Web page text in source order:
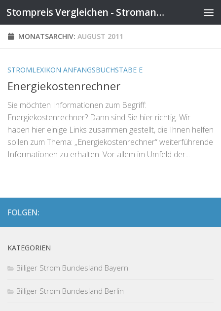
Zum Inhalt springen Stompreis Vergleichen - Stromanbieter wechseln
MONATSARCHIV: AUGUST 2011
STROMLEXIKON ANFANGSBUCHSTABE E
Energiekostenrechner
Sie möchten Informationen zum Begriff:
Energiekostenrechner? Dann sind Sie hier richtig. Wir
haben hier einige Links zusammen gestellt, die Ihnen helfen
sollen zum Thema: „Energiekostenrechner“ weiterführende
Informationen zu erhalten. Vor allem im Umfeld der...
FOLGEN:
KATEGORIEN
Billiger Strom Bundesland Bayern
Billiger Strom Bundesland Berlin